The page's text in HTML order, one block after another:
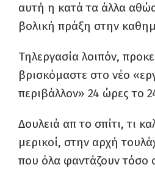
αυτή η κατά τα άλλα
βολική πράξη στην
Τηλεργασία λοιπόν,
βρισκόμαστε στο νέο
περιβάλλον» 24 ώρες το
Δουλειά απ το σπίτι, τι
μερικοί, στην αρχή
που όλα φαντάζουν τόσο